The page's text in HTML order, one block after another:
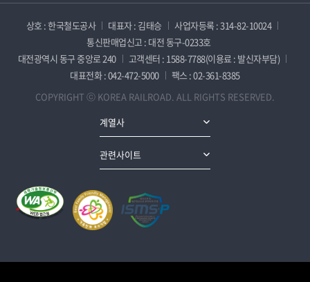
상호 : 한국철도공사 대표자 : 김태승
사업자등록 : 314-82-10024
통신판매업신고 : 대전 동구-0233호
대전광역시 동구 중앙로 240
고객센터 : 1588-7788(이용료 : 발신자부담)
대표전화 : 042-472-5000
팩스 : 02-361-8385
COPYRIGHT ⓒ KOREA RAILROAD. ALL RIGHTS RESERVED.
계열사
관련사이트